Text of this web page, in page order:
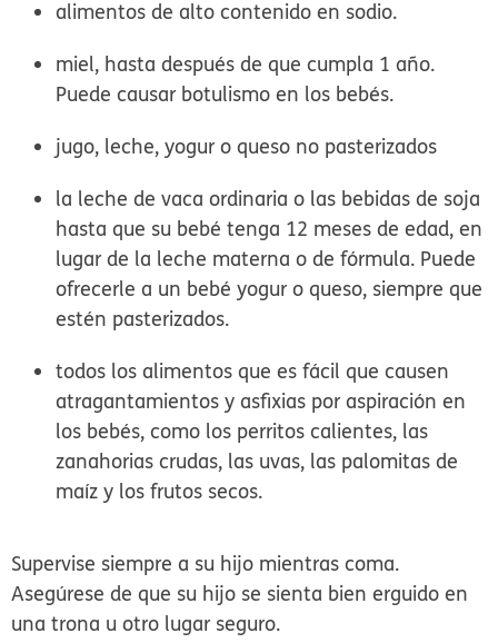
alimentos de alto contenido en sodio.
miel, hasta después de que cumpla 1 año.
Puede causar botulismo en los bebés.
jugo, leche, yogur o queso no pasterizados
la leche de vaca ordinaria o las bebidas de soja
hasta que su bebé tenga 12 meses de edad, en
lugar de la leche materna o de fórmula. Puede
ofrecerle a un bebé yogur o queso, siempre que
estén pasterizados.
todos los alimentos que es fácil que causen
atragantamientos y asfixias por aspiración en
los bebés, como los perritos calientes, las
zanahorias crudas, las uvas, las palomitas de
maíz y los frutos secos.
Supervise siempre a su hijo mientras coma.
Asegúrese de que su hijo se sienta bien erguido en
una trona u otro lugar seguro.